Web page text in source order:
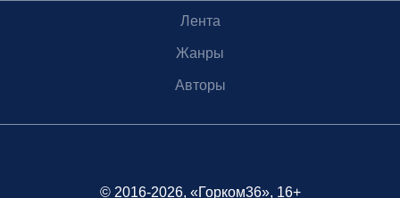
Лента
Жанры
Авторы
© 2016-2026, «Горком36», 16+